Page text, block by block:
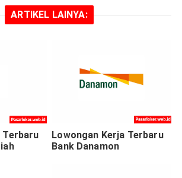
ARTIKEL LAINYA:
Terbaru
Lowongan Kerja Terbaru
Bank Danamon